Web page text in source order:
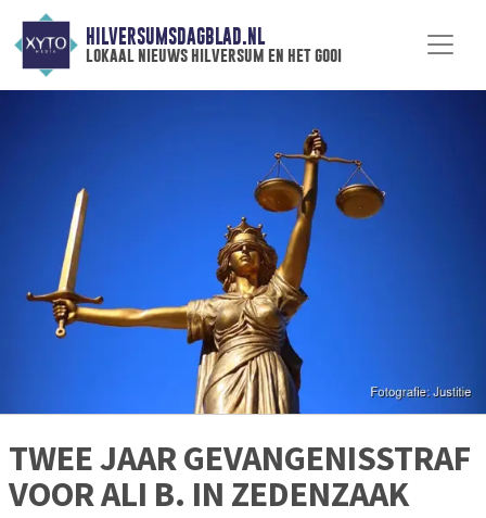
HILVERSUMSDAGBLAD.NL
lokaal nieuws hilversum en het gooi
TWEE JAAR GEVANGENISSTRAF
VOOR ALI B. IN ZEDENZAAK